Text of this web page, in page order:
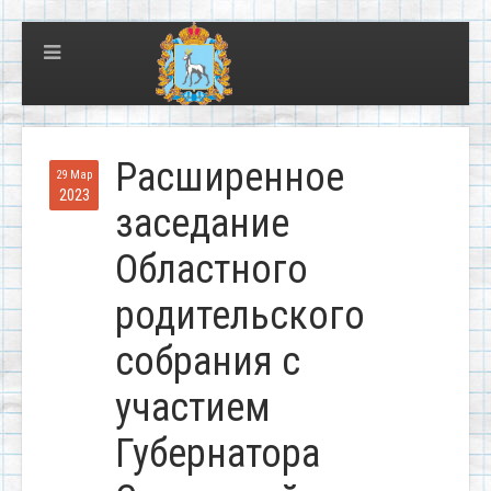
29 Мар
2023
Расширенное
заседание
Областного
родительского
собрания с
участием
Губернатора